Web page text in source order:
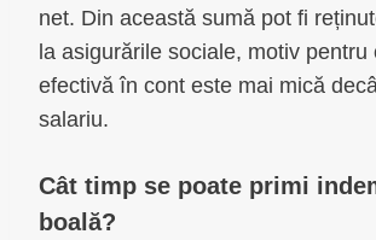
net. Din această sumă pot fi
la asigurările sociale, motiv pentru
efectivă în cont este mai mică
salariu.
Cât timp se poate primi
boală?